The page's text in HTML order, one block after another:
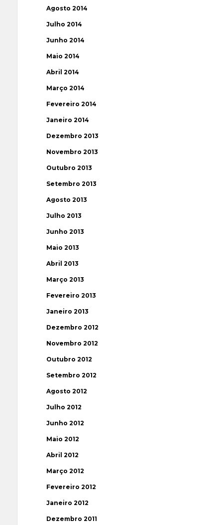
Agosto 2014
Julho 2014
Junho 2014
Maio 2014
Abril 2014
Março 2014
Fevereiro 2014
Janeiro 2014
Dezembro 2013
Novembro 2013
Outubro 2013
Setembro 2013
Agosto 2013
Julho 2013
Junho 2013
Maio 2013
Abril 2013
Março 2013
Fevereiro 2013
Janeiro 2013
Dezembro 2012
Novembro 2012
Outubro 2012
Setembro 2012
Agosto 2012
Julho 2012
Junho 2012
Maio 2012
Abril 2012
Março 2012
Fevereiro 2012
Janeiro 2012
Dezembro 2011